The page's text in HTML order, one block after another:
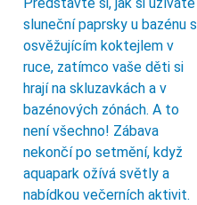
Představte si, jak si užíváte
sluneční paprsky u bazénu s
osvěžujícím koktejlem v
ruce, zatímco vaše děti si
hrají na skluzavkách a v
bazénových zónách. A to
není všechno! Zábava
nekončí po setmění, když
aquapark ožívá světly a
nabídkou večerních aktivit.